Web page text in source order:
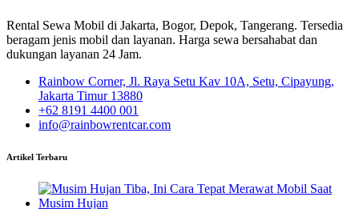
Rental Sewa Mobil di Jakarta, Bogor, Depok, Tangerang. Tersedia
beragam jenis mobil dan layanan. Harga sewa bersahabat dan
dukungan layanan 24 Jam.
Rainbow Corner, Jl. Raya Setu Kav 10A, Setu, Cipayung,
Jakarta Timur 13880
+62 8191 4400 001
info@rainbowrentcar.com
Artikel Terbaru